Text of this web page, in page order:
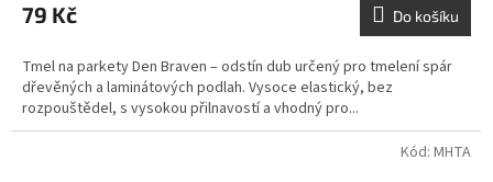
79 Kč Do košíku
Tmel na parkety Den Braven – odstín dub určený pro tmelení spár
dřevěných a laminátových podlah. Vysoce elastický, bez
rozpouštědel, s vysokou přilnavostí a vhodný pro...
Kód: MHTA